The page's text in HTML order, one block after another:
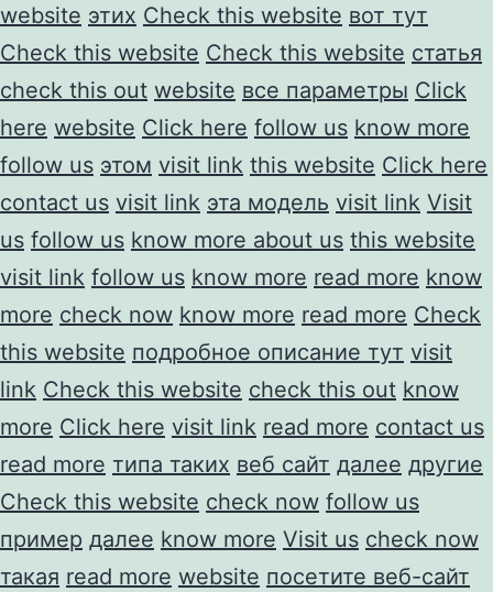
website этих Check this website вот тут
Check this website Check this website статья
check this out website все параметры Click
here website Click here follow us know more
follow us этом visit link this website Click here
contact us visit link эта модель visit link Visit
us follow us know more about us this website
visit link follow us know more read more know
more check now know more read more Check
this website подробное описание тут visit
link Check this website check this out know
more Click here visit link read more contact us
read more типа таких веб сайт далее другие
Check this website check now follow us
пример далее know more Visit us check now
такая read more website посетите веб-сайт